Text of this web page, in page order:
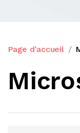
Page d'accueil